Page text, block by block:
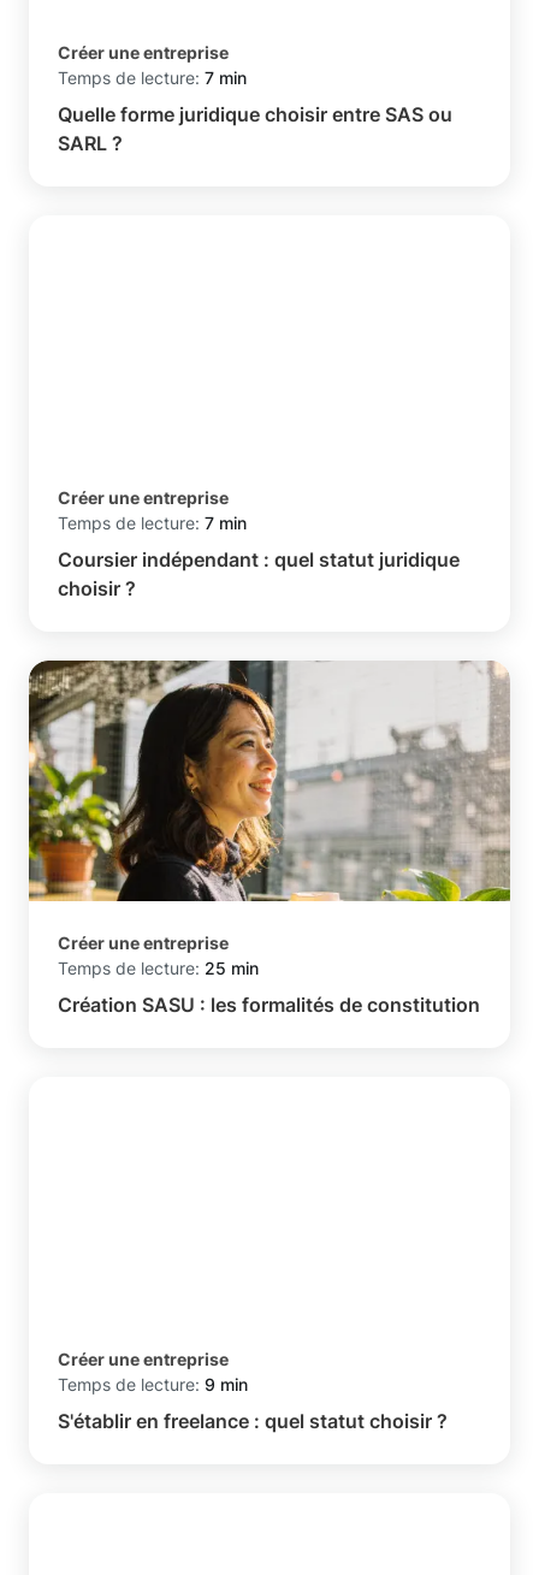
Créer une entreprise
Temps de lecture: 7 min
Quelle forme juridique choisir entre SAS ou
SARL ?
Créer une entreprise
Temps de lecture: 7 min
Coursier indépendant : quel statut juridique
choisir ?
Créer une entreprise
Temps de lecture: 25 min
Création SASU : les formalités de constitution
Créer une entreprise
Temps de lecture: 9 min
S'établir en freelance : quel statut choisir ?